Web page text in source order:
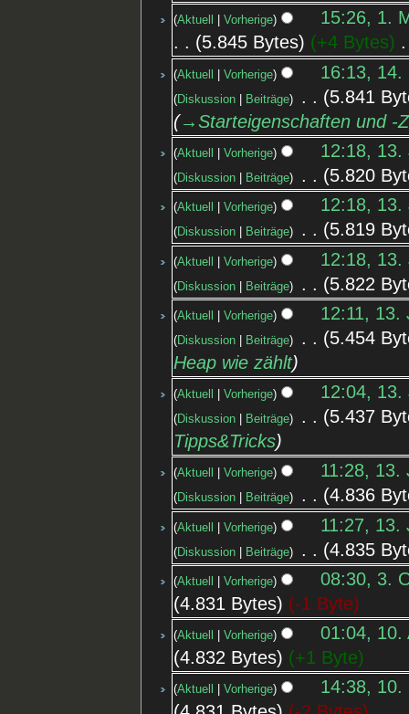
Aktuell Vorherige
15:26, 1.
5.845 Bytes
+4 Bytes
Aktuell Vorherige 16:13, 14.
Diskussion Beiträge
5.841
→‎Starteigenschaften und -
Aktuell Vorherige 12:18, 13.
Diskussion Beiträge 5.820
Aktuell Vorherige 12:18, 13.
Diskussion Beiträge 5.819
Aktuell Vorherige 12:18, 13.
Diskussion Beiträge 5.822
Aktuell Vorherige 12:11, 13.
Diskussion Beiträge
5.454
Heap wie zählt
Aktuell Vorherige 12:04, 13.
Diskussion Beiträge
5.437
Tipps&Tricks
Aktuell Vorherige 11:28, 13.
Diskussion Beiträge 4.836
Aktuell Vorherige 11:27, 13.
Diskussion Beiträge 4.835
Aktuell Vorherige
08:30, 3.
4.831 Bytes
-1 Byte
Aktuell Vorherige
01:04, 10.
4.832 Bytes
+1 Byte
Aktuell Vorherige
14:38, 10.